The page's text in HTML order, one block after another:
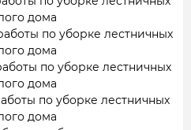
дома
по уборке лестничных
дома
по уборке лестничных
дома
по уборке лестничных
дома